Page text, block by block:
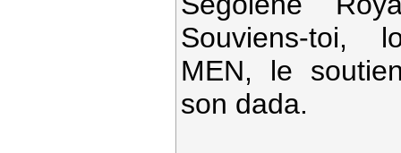
Souviens-toi,
MEN, le
son dada.